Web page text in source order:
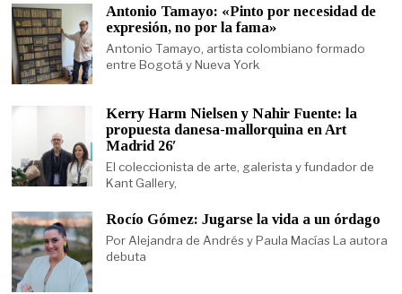
Antonio Tamayo: «Pinto por necesidad de
expresión, no por la fama»
Antonio Tamayo, artista colombiano formado
entre Bogotá y Nueva York
Kerry Harm Nielsen y Nahir Fuente: la
propuesta danesa-mallorquina en Art
Madrid 26′
El coleccionista de arte, galerista y fundador de
Kant Gallery,
Rocío Gómez: Jugarse la vida a un órdago
Por Alejandra de Andrés y Paula Macías La autora
debuta